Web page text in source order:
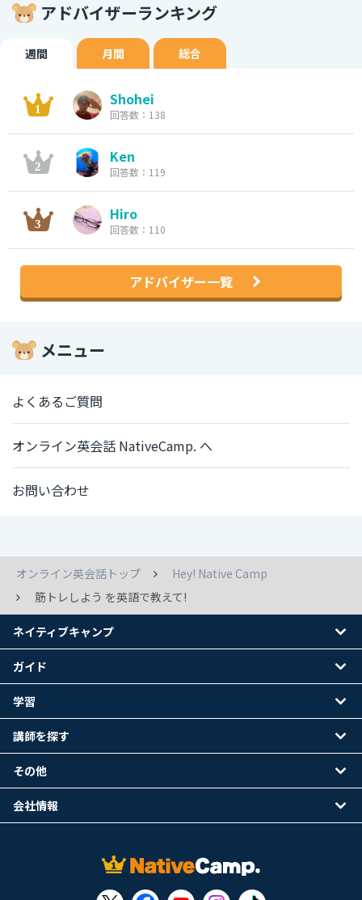
アドバイザーランキング
週間 月間 総合
Shohei
回答数：138
Ken
回答数：119
Hiro
回答数：110
アドバイザー一覧
メニュー
よくあるご質問
オンライン英会話 NativeCamp. へ
お問い合わせ
オンライン英会話トップ
Hey! Native Camp
筋トレしよう を英語で教えて!
ネイティブキャンプ
ガイド
学習
講師を探す
その他
会社情報